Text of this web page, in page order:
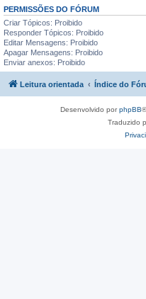
PERMISSÕES DO FÓRUM
Criar Tópicos: Proibido
Responder Tópicos: Proibido
Editar Mensagens: Proibido
Apagar Mensagens: Proibido
Enviar anexos: Proibido
Leitura orientada Índice do
Desenvolvido porphpBB
Traduzido